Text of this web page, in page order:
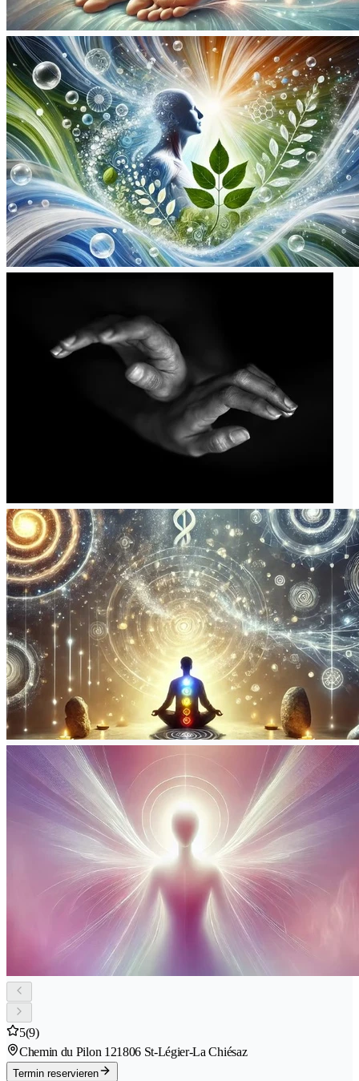
5(9)
Chemin du Pilon 121806 St-Légier-La Chiésaz
Termin reservieren